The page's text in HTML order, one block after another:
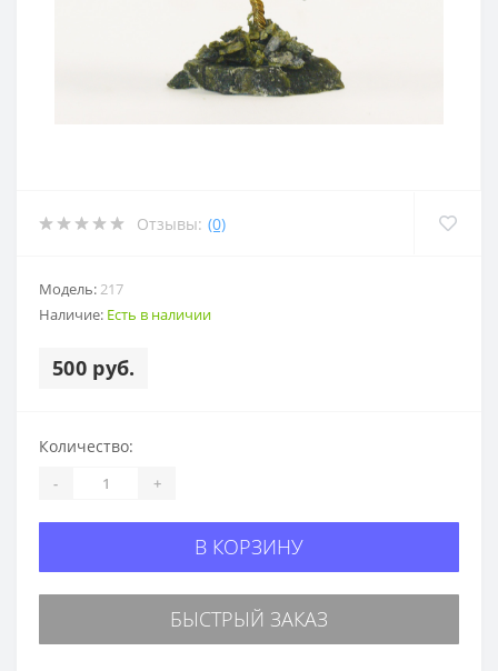
Отзывы: (0)
Модель:217
Наличие: Есть в наличии
500 руб.
Количество:
- +
В КОРЗИНУ
БЫСТРЫЙ ЗАКАЗ